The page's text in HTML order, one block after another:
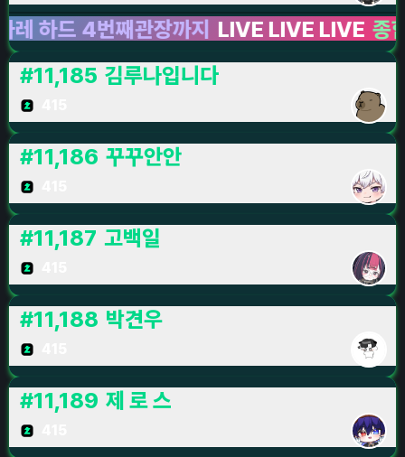
4번째관장까지 LIVE LIVE LIVE 종합 게임
#11,185 김루나입니다
#11,186 꾸꾸안안
#11,187 고백일
#11,188 박견우
#11,189 제 로 스